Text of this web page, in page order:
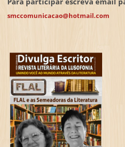
smccomunicacao@hotmail.com